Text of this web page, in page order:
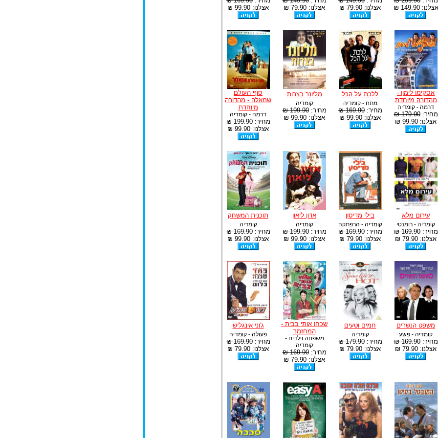
אצלנו: 149.90 ₪
אצלנו: 79.90 ₪
אצלנו: 79.90 ₪
אצלנו: 99.90 ₪
אסקימו לימון -
מהדורה מיוחדת
דרמה - קומדיה
מחיר:179.90 ₪
אצלנו: 99.90 ₪
ללכת על הכל
מתח - קומדיה
מחיר:169.90 ₪
אצלנו: 99.90 ₪
מליונר בצרות
קומדיה
מחיר:199.90 ₪
אצלנו: 99.90 ₪
סוף העולם
שמאלה - מהדורה
מיוחדת
דרמה - קומדיה
מחיר:199.90 ₪
אצלנו: 99.90 ₪
עירום מלא
קומדיה - רומנטי
מחיר:169.90 ₪
אצלנו: 79.90 ₪
בילי מדיסון
קומדיה - הרפתקה
מחיר:169.90 ₪
אצלנו: 79.90 ₪
אדון ליאון
קומדיה
מחיר:199.90 ₪
אצלנו: 99.90 ₪
תוכנית המשחק
קומדיה
מחיר:169.90 ₪
אצלנו: 99.90 ₪
משפט הנשרים
קומדיה - פשע
מחיר:169.90 ₪
אצלנו: 79.90 ₪
חמים וטעים
קומדיה
מחיר:179.90 ₪
אצלנו: 79.90 ₪
שכחו אותי בבית -
המחזמר
משפחה וילדים -
קומדיה
מחיר:169.90 ₪
אצלנו: 79.90 ₪
ג'וני אינגליש
פעולה - קומדיה
מחיר:169.90 ₪
אצלנו: 79.90 ₪